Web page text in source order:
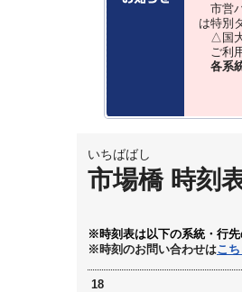
市営
は特別
△国大
ご利
各系
いちばばし
市場橋 時刻
※時刻表は以下の系統・行
※時刻のお問い合わせはこち
18